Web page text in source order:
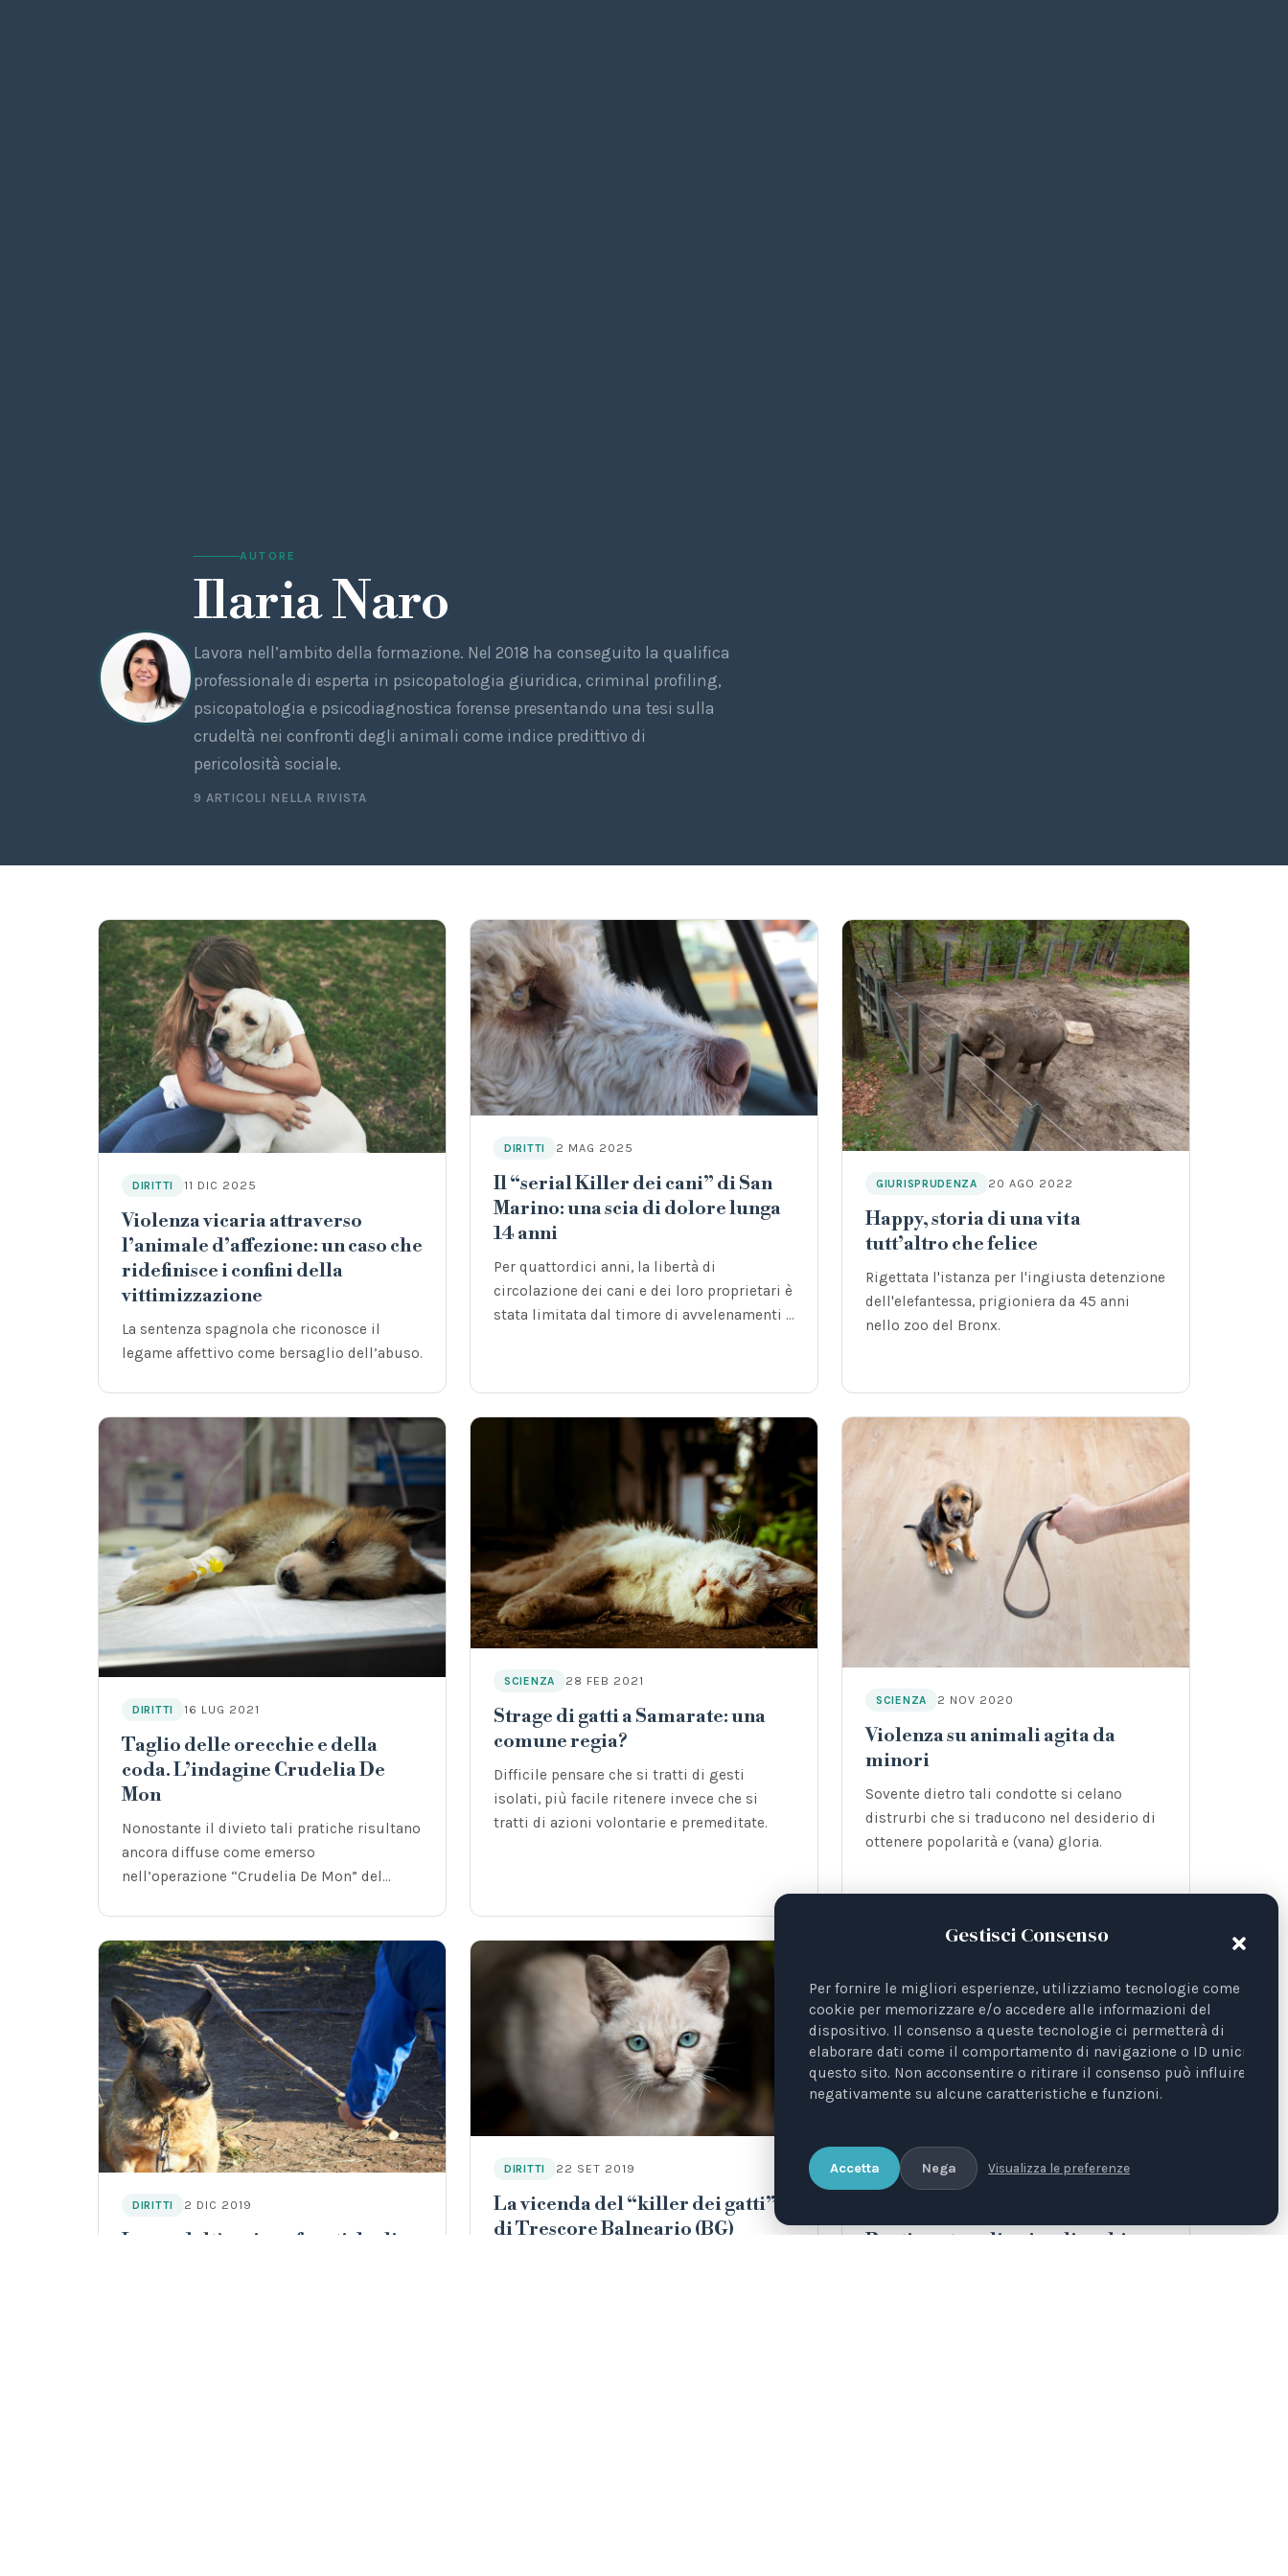
Gestisci Consenso
Per fornire le migliori esperienze, utilizziamo tecnologie come i
cookie per memorizzare e/o accedere alle informazioni del
dispositivo. Il consenso a queste tecnologie ci permetterà di
elaborare dati come il comportamento di navigazione o ID unici su
questo sito. Non acconsentire o ritirare il consenso può influire
negativamente su alcune caratteristiche e funzioni.
Accetta Nega Visualizza le preferenze
AUTORE
Ilaria Naro
Lavora nell’ambito della formazione. Nel 2018 ha conseguito la qualifica
professionale di esperta in psicopatologia giuridica, criminal profiling,
psicopatologia e psicodiagnostica forense presentando una tesi sulla
crudeltà nei confronti degli animali come indice predittivo di
pericolosità sociale.
9 ARTICOLI NELLA RIVISTA
DIRITTI 11 DIC 2025
Violenza vicaria attraverso
l’animale d’affezione: un caso che
ridefinisce i confini della
vittimizzazione
La sentenza spagnola che riconosce il
legame affettivo come bersaglio dell’abuso.
DIRITTI 2 MAG 2025
Il “serial Killer dei cani” di San
Marino: una scia di dolore lunga
14 anni
Per quattordici anni, la libertà di
circolazione dei cani e dei loro proprietari è
stata limitata dal timore di avvelenamenti e
GIURISPRUDENZA 20 AGO 2022
Happy, storia di una vita
tutt’altro che felice
Rigettata l'istanza per l'ingiusta detenzione
dell'elefantessa, prigioniera da 45 anni
nello zoo del Bronx.
DIRITTI 16 LUG 2021
Taglio delle orecchie e della
coda. L’indagine Crudelia De
Mon
Nonostante il divieto tali pratiche risultano
ancora diffuse come emerso
nell’operazione “Crudelia De Mon” del
SCIENZA 28 FEB 2021
Strage di gatti a Samarate: una
comune regia?
Difficile pensare che si tratti di gesti
isolati, più facile ritenere invece che si
tratti di azioni volontarie e premeditate.
SCIENZA 2 NOV 2020
Violenza su animali agita da
minori
Sovente dietro tali condotte si celano
distrurbi che si traducono nel desiderio di
ottenere popolarità e (vana) gloria.
DIRITTI 2 DIC 2019
La crudeltà nei confronti degli
DIRITTI 22 SET 2019
La vicenda del “killer dei gatti”
di Trescore Balneario (BG)
Reati contro gli animali: a chi